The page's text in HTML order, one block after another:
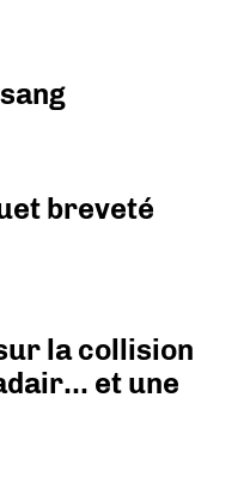
breveté
la collision
et une